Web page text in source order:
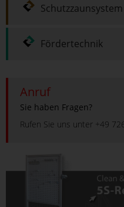
Schutzzaunsystem
Fördertechnik
Anruf
Sie haben Fragen?
Rufen Sie uns unter +49